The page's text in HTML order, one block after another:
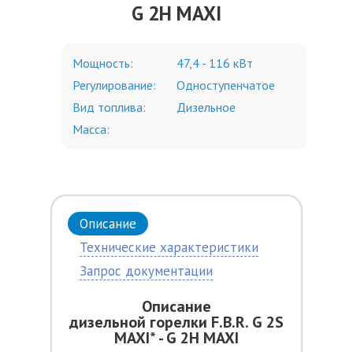
G 2H MAXI
Мощность:
47,4 - 116 кВт
Регулирование:
Одноступенчатое
Вид топлива:
Дизельное
Масса:
Описание
Технические характеристики
Запрос документации
Описание
дизельной горелки F.B.R. G 2S
MAXI* - G 2H MAXI